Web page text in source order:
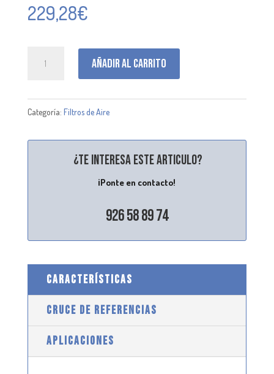
229,28€
Añadir al carrito
Categoría: Filtros de Aire
¿Te interesa este articulo?
¡Ponte en contacto!
926 58 89 74
CARACTERÍSTICAS
CRUCE DE REFERENCIAS
APLICACIONES